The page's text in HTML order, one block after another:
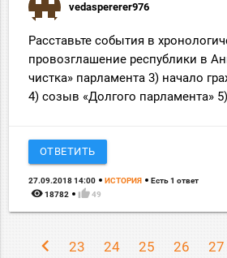
vedaspererer976
Расставьте события в
провозглашение республики в
чистка» парламента 3) начало
4) созыв «Долгого парламента»
ОТВЕТИТЬ
27.09.2018 14:00 ИСТОРИЯ Есть 1 ответ
remove_red_eye 18782 thumb_up 49
chevron_left 23 24 25 26 27